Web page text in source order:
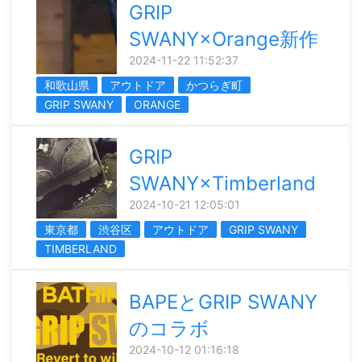
GRIP
SWANY×Orange新作
2024-11-22 11:52:37
和歌山県
アウトドア
かつらぎ町
GRIP SWANY
ORANGE
GRIP
SWANY×Timberland
2024-10-21 12:05:01
東京都
渋谷区 アウトドア
GRIP SWANY
TIMBERLAND
BAPEとGRIP SWANY
のコラボ
2024-10-12 01:16:18